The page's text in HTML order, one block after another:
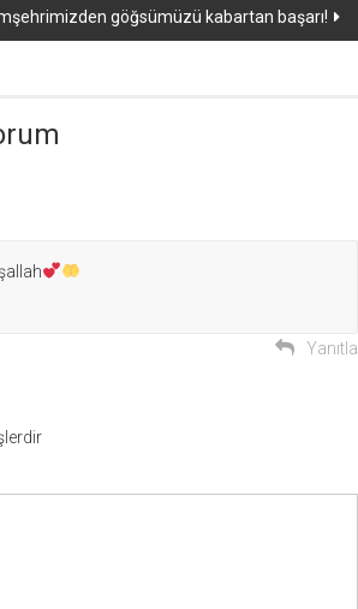
göğsümüzü kabartan başarı!
Yanıtla